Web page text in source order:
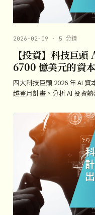
2026-02-09 · 5 分鐘
【投資】科技巨
6700 億美元的資
四大科技巨頭 2026 年 AI 資
越登月計畫。分析 AI 投資